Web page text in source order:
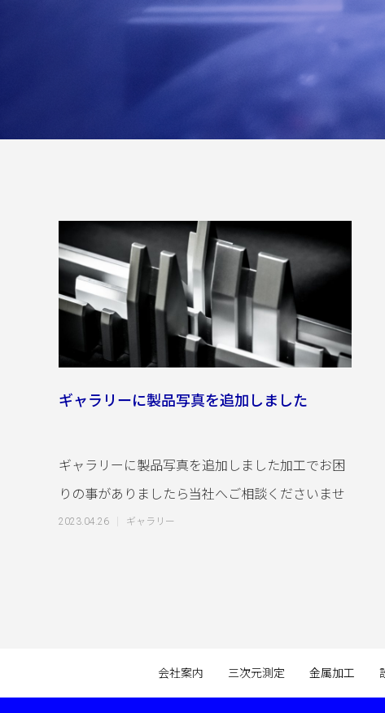
ギャラリーに製品写真を追加しました
ギャラリーに製品写真を追加しました加工でお困
りの事がありましたら当社へご相談くださいませ
2023.04.26 ギャラリー
会社案内 三次元測定 金属加工